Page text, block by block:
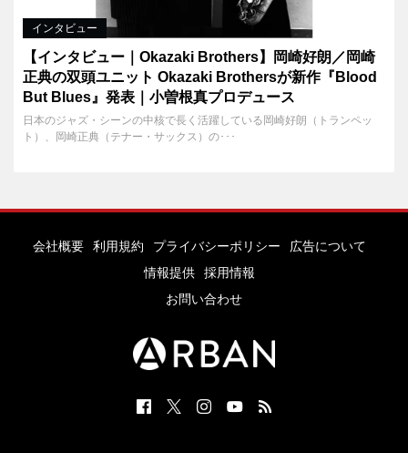
インタビュー
【インタビュー｜Okazaki Brothers】岡崎好朗／岡崎
正典の双頭ユニット Okazaki Brothersが新作『Blood
But Blues』発表｜小曽根真プロデュース
日本のジャズ・シーンの中核で長く活躍している岡崎好朗（トランペッ
ト）、岡崎正典（テナー・サックス）の･･･
会社概要 利用規約 プライバシーポリシー
広告について
情報提供
採用情報
お問い合わせ